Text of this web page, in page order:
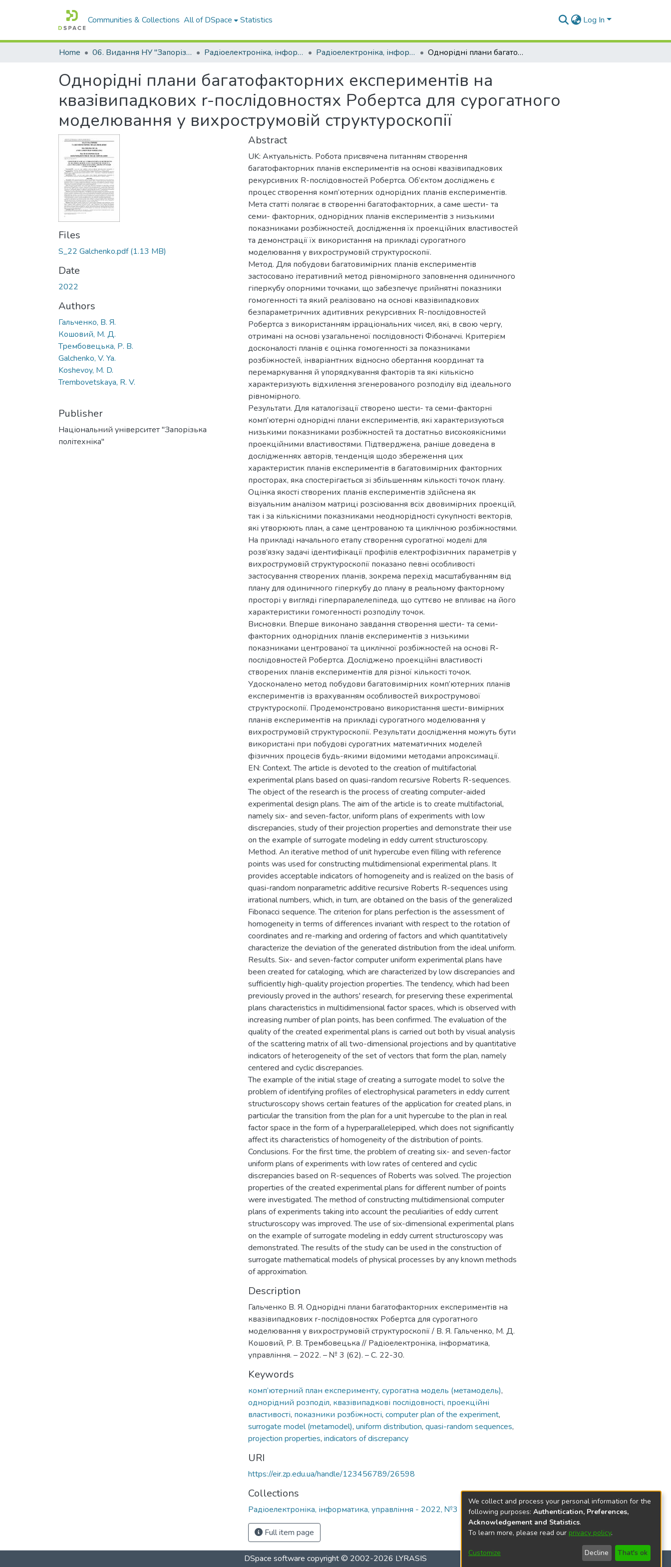
Communities & Collections All of DSpace Statistics Log In
Home 06. Видання НУ "Запорізька політехніка" Радіоелектроніка, інформатика, управління (РІУ) Радіоелектроніка, інформатика, управління - 2022, №3 (62) Однорідні плани багатофакторних експериментів на квазівипадкових r-послідовностях Pобертса для сурогатного моделювання у вихрострумовій структуроскопії
Однорідні плани багатофакторних експериментів на
квазівипадкових r-послідовностях Pобертса для сурогатного
моделювання у вихрострумовій структуроскопії
Files
S_22 Galchenko.pdf(1.13 MB)
Date
2022
Authors
Гальченко, В. Я.
Кошовий, М. Д.
Трембовецька, Р. В.
Galchenko, V. Ya.
Koshevoy, M. D.
Trembovetskaya, R. V.
Publisher
Національний університет "Запорізька
політехніка"
Abstract
UK: Актуальність. Робота присвячена питанням створення
багатофакторних планів експериментів на основі квазівипадкових
рекурсивних R-послідовностей Робертса. Об’єктом досліджень є
процес створення комп’ютерних однорідних планів експериментів.
Мета статті полягає в створенні багатофакторних, а саме шести- та
семи- факторних, однорідних планів експериментів з низькими
показниками розбіжностей, дослідження їх проекційних властивостей
та демонстрації їх використання на прикладі сурогатного
моделювання у вихрострумовій структуроскопії.
Метод. Для побудови багатовимірних планів експериментів
застосовано ітеративний метод рівномірного заповнення одиничного
гіперкубу опорними точками, що забезпечує прийнятні показники
гомогенності та який реалізовано на основі квазівипадкових
безпараметричних адитивних рекурсивних R-послідовностей
Робертса з використанням ірраціональних чисел, які, в свою чергу,
отримані на основі узагальненої послідовності Фібоначчі. Критерієм
досконалості планів є оцінка гомогенності за показниками
розбіжностей, інваріантних відносно обертання координат та
перемаркування й упорядкування факторів та які кількісно
характеризують відхилення згенерованого розподілу від ідеального
рівномірного.
Результати. Для каталогізації створено шести- та семи-факторні
комп’ютерні однорідні плани експериментів, які характеризуються
низькими показниками розбіжностей та достатньо високоякісними
проекційними властивостями. Підтверджена, раніше доведена в
дослідженнях авторів, тенденція щодо збереження цих
характеристик планів експериментів в багатовимірних факторних
просторах, яка спостерігається зі збільшенням кількості точок плану.
Оцінка якості створених планів експериментів здійснена як
візуальним аналізом матриці розсіювання всіх двовимірних проекцій,
так і за кількісними показниками неоднорідності сукупності векторів,
які утворюють план, а саме центрованою та циклічною розбіжностями.
На прикладі начального етапу створення сурогатної моделі для
розв’язку задачі ідентифікації профілів електрофізичних параметрів у
вихрострумовій структуроскопії показано певні особливості
застосування створених планів, зокрема перехід масштабуванням від
плану для одиничного гіперкубу до плану в реальному факторному
просторі у вигляді гіперпаралелепіпеда, що суттєво не впливає на його
характеристики гомогенності розподілу точок.
Висновки. Вперше виконано завдання створення шести- та семи-
факторних однорідних планів експериментів з низькими
показниками центрованої та циклічної розбіжностей на основі R-
послідовностей Робертса. Досліджено проекційні властивості
створених планів експериментів для різної кількості точок.
Удосконалено метод побудови багатовимірних комп’ютерних планів
експериментів із врахуванням особливостей вихрострумової
структуроскопії. Продемонстровано використання шести-вимірних
планів експериментів на прикладі сурогатного моделювання у
вихрострумовій структуроскопії. Результати дослідження можуть бути
використані при побудові сурогатних математичних моделей
фізичних процесів будь-якими відомими методами апроксимації.
EN: Context. The article is devoted to the creation of multifactorial
experimental plans based on quasi-random recursive Roberts R-sequences.
The object of the research is the process of creating computer-aided
experimental design plans. The aim of the article is to create multifactorial,
namely six- and seven-factor, uniform plans of experiments with low
discrepancies, study of their projection properties and demonstrate their use
on the example of surrogate modeling in eddy current structuroscopy.
Method. An iterative method of unit hypercube even filling with reference
points was used for constructing multidimensional experimental plans. It
provides acceptable indicators of homogeneity and is realized on the basis of
quasi-random nonparametric additive recursive Roberts R-sequences using
irrational numbers, which, in turn, are obtained on the basis of the generalized
Fibonacci sequence. The criterion for plans perfection is the assessment of
homogeneity in terms of differences invariant with respect to the rotation of
coordinates and re-marking and ordering of factors and which quantitatively
characterize the deviation of the generated distribution from the ideal uniform.
Results. Six- and seven-factor computer uniform experimental plans have
been created for cataloging, which are characterized by low discrepancies and
sufficiently high-quality projection properties. The tendency, which had been
previously proved in the authors' research, for preserving these experimental
plans characteristics in multidimensional factor spaces, which is observed with
increasing number of plan points, has been confirmed. The evaluation of the
quality of the created experimental plans is carried out both by visual analysis
of the scattering matrix of all two-dimensional projections and by quantitative
indicators of heterogeneity of the set of vectors that form the plan, namely
centered and cyclic discrepancies.
The example of the initial stage of creating a surrogate model to solve the
problem of identifying profiles of electrophysical parameters in eddy current
structuroscopy shows certain features of the application for created plans, in
particular the transition from the plan for a unit hypercube to the plan in real
factor space in the form of a hyperparallelepiped, which does not significantly
affect its characteristics of homogeneity of the distribution of points.
Conclusions. For the first time, the problem of creating six- and seven-factor
uniform plans of experiments with low rates of centered and cyclic
discrepancies based on R-sequences of Roberts was solved. The projection
properties of the created experimental plans for different number of points
were investigated. The method of constructing multidimensional computer
plans of experiments taking into account the peculiarities of eddy current
structuroscopy was improved. The use of six-dimensional experimental plans
on the example of surrogate modeling in eddy current structuroscopy was
demonstrated. The results of the study can be used in the construction of
surrogate mathematical models of physical processes by any known methods
of approximation.
Description
Гальченко В. Я. Однорідні плани багатофакторних експериментів на
квазівипадкових r-послідовностях Pобертса для сурогатного
моделювання у вихрострумовій структуроскопії / В. Я. Гальченко, М. Д.
Кошовий, Р. В. Трембовецька // Радіоелектроніка, інформатика,
управління. – 2022. – № 3 (62). – C. 22-30.
Keywords
комп’ютерний план експерименту, сурогатна модель (метамодель),
однорідний розподіл, квазівипадкові послідовності, проекційні
властивості, показники розбіжності, computer plan of the experiment,
surrogate model (metamodel), uniform distribution, quasi-random sequences,
projection properties, indicators of discrepancy
URI
https://eir.zp.edu.ua/handle/123456789/26598
Collections
Радіоелектроніка, інформатика, управління - 2022, №3 (62)
Full item page
DSpace software copyright © 2002-2026 LYRASIS
We collect and process your personal information for the
following purposes: Authentication, Preferences,
Acknowledgement and Statistics.
To learn more, please read our privacy policy.
Customize Decline That's ok